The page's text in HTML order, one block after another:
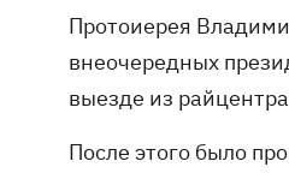
Протоиерея
внеочередных
выезде из
После этого было